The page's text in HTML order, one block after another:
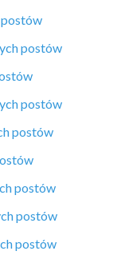
postów
postów
postów
postów
postów
postów
postów